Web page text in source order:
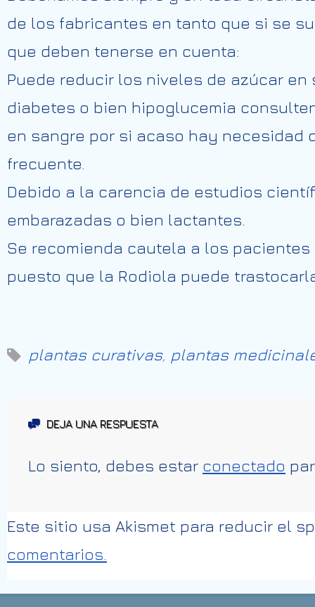
de los fabricantes en tanto que si se
que deben tenerse en cuenta:
Puede reducir los niveles de azúcar
diabetes o bien hipoglucemia
en sangre por si acaso hay
frecuente.
Debido a la carencia de estudios
embarazadas o bien lactantes.
Se recomienda cautela a los
puesto que la Rodiola puede
plantas curativas, plantas
DEJA UNA RESPUESTA
Lo siento, debes estar conectado
Este sitio usa Akismet para reducir el
comentarios.